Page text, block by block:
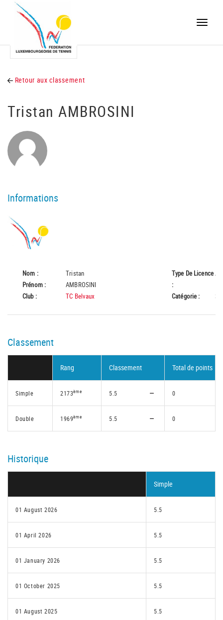
Toggle
Retour aux classement
Tristan AMBROSINI
Informations
Nom :
Tristan
Prénom :
AMBROSINI
Club :
TC Belvaux
Type De Licence
:
A
Catégorie :
Classement
Rang Classement Total de points
Simple 2173ème 5.5 0
Double 1969ème 5.5 0
Historique
Simple
01 August 2026 5.5
01 April 2026 5.5
01 January 2026 5.5
01 October 2025 5.5
01 August 2025 5.5